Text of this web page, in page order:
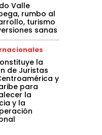
Valle
rumbo al
turismo
sanas
la
de Juristas
y
para
la
y la